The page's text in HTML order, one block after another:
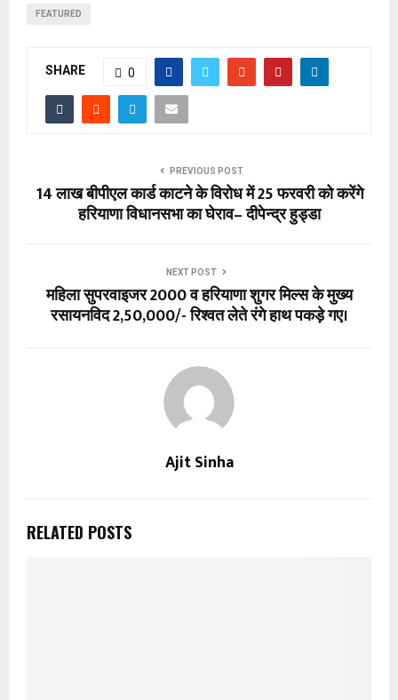
FEATURED
SHARE 0
PREVIOUS POST
14 लाख बीपीएल कार्ड काटने के विरोध में 25 फरवरी को करेंगे
हरियाणा विधानसभा का घेराव– दीपेन्द्र हुड्डा
NEXT POST
महिला सुपरवाइजर 2000 व हरियाणा शुगर मिल्स के मुख्य
रसायनविद 2,50,000/- रिश्वत लेते रंगे हाथ पकड़े गए।
Ajit Sinha
RELATED POSTS